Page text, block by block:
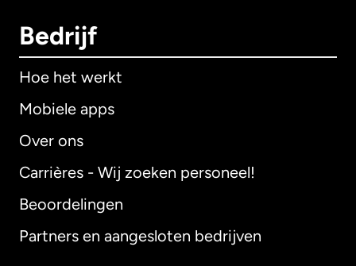
Bedrijf
Hoe het werkt
Mobiele apps
Over ons
Carrières - Wij zoeken personeel!
Beoordelingen
Partners en aangesloten bedrijven